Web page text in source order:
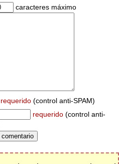
caracteres máximo
requerido (control anti-SPAM)
requerido (control anti-